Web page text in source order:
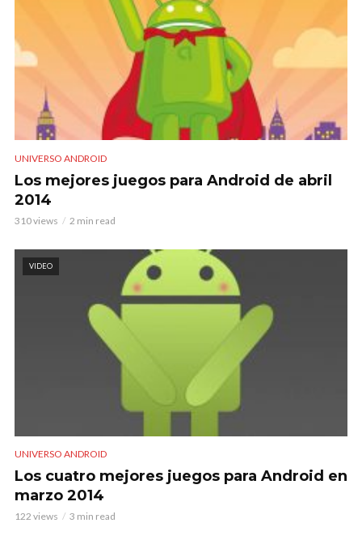
UNIVERSO ANDROID
Los mejores juegos para Android de abril
2014
310 views 2 min read
VIDEO
UNIVERSO ANDROID
Los cuatro mejores juegos para Android en
marzo 2014
122 views 3 min read